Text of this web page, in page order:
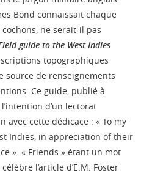
Bond connaissait chaque
ne serait-il pas
guide to the West Indies
topographiques
source de renseignements
Ce guide, publié à
d’un lectorat
avec cette dédicace : « To my
Indies, in appreciation of their
». « Friends » étant un mot
l’article d’E.M. Foster